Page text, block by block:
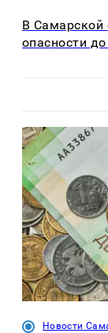
В Самарской
опасности
Новости